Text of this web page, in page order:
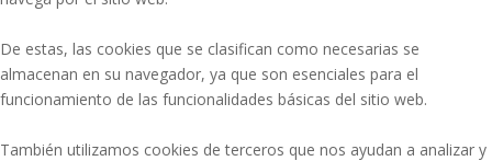
De estas, las cookies que se clasifican como necesarias se
almacenan en su navegador, ya que son esenciales para el
funcionamiento de las funcionalidades básicas del sitio web.
También utilizamos cookies de terceros que nos ayudan a analizar y